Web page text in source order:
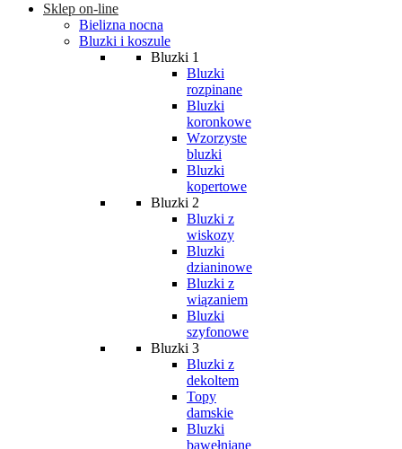
Sklep on-line
Bielizna nocna
Bluzki i koszule
Bluzki 1
Bluzki
rozpinane
Bluzki
koronkowe
Wzorzyste
bluzki
Bluzki
kopertowe
Bluzki 2
Bluzki z
wiskozy
Bluzki
dzianinowe
Bluzki z
wiązaniem
Bluzki
szyfonowe
Bluzki 3
Bluzki z
dekoltem
Topy
damskie
Bluzki
bawełniane